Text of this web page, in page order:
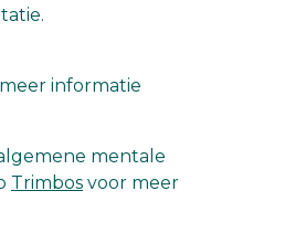
informatie
mentale
Trimbos voor meer